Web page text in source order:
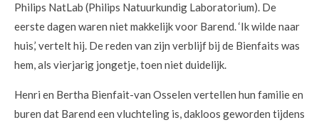
Philips NatLab (Philips Natuurkundig Laboratorium). De
eerste dagen waren niet makkelijk voor Barend. ‘Ik wilde naar
huis,’ vertelt hij. De reden van zijn verblijf bij de Bienfaits was
hem, als vierjarig jongetje, toen niet duidelijk.
Henri en Bertha Bienfait-van Osselen vertellen hun familie en
buren dat Barend een vluchteling is, dakloos geworden tijdens